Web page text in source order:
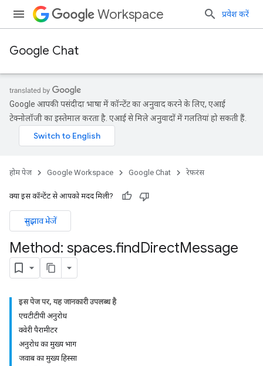
Workspace प्रवेश करें
Google Chat
Google आपकी पसंदीदा भाषा में कॉन्टेंट का अनुवाद करने के लिए, एआई
टेक्नोलॉजी का इस्तेमाल करता है. एआई से मिले अनुवादों में गलतियां हो सकती हैं.
होम पेज Google Workspace Google Chat रेफ़रंस
क्या इस कॉन्टेंट से आपको मदद मिली?
सुझाव भेजें
Method: spaces.findDirectMessage
इस पेज पर, यह जानकारी उपलब्ध है
एचटीटीपी अनुरोध
क्वेरी पैरामीटर
अनुरोध का मुख्य भाग
जवाब का मुख्य हिस्सा